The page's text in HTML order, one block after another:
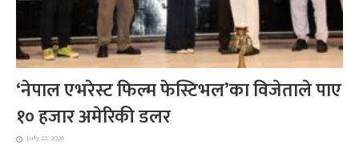
‘नेपाल एभरेस्ट फिल्म फेस्टिभल’का विजेताले पाए
१० हजार अमेरिकी डलर
July 22, 2026